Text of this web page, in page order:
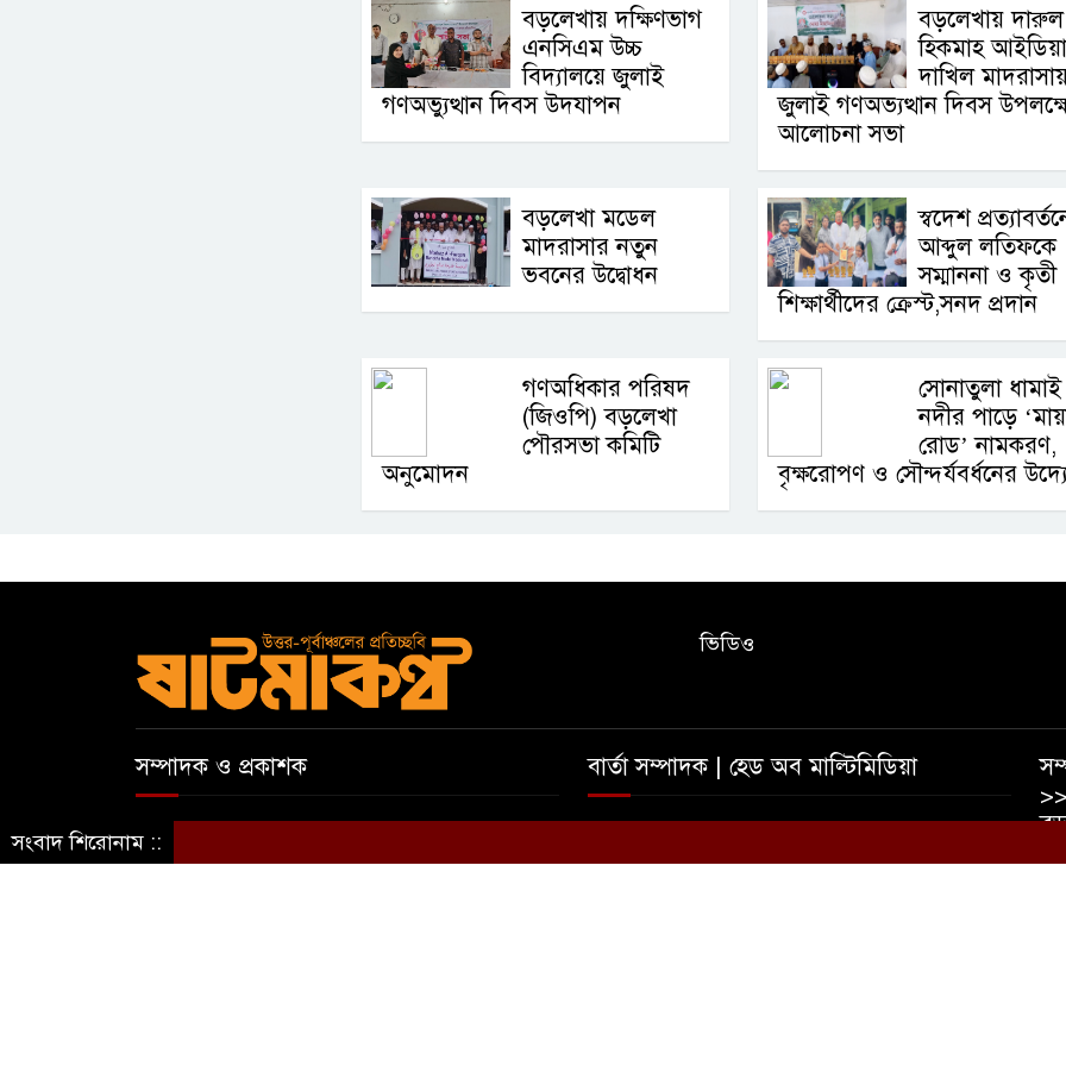
বড়লেখায় দক্ষিণভাগ
এনসিএম উচ্চ
বিদ্যালয়ে জুলাই
গণঅভ্যুত্থান দিবস উদযাপন
বড়লেখায় দারুল
হিকমাহ
দাখিল
জুলাই গণঅভ্যত্থান দিবস
আলোচনা সভা
বড়লেখা মডেল
মাদরাসার নতুন
ভবনের উদ্বোধন
স্বদেশ
আব্দুল লতিফকে
সম্মাননা ও কৃতী
শিক্ষার্থীদের ক্রেস্ট,সনদ প্রদান
গণঅধিকার পরিষদ
(জিওপি) বড়লেখা
পৌরসভা কমিটি
অনুমোদন
সোনাতুলা ধামাই
নদীর পাড়ে
রোড’ নামকরণ,
বৃক্ষরোপণ ও সৌন্দর্যবর্ধনের
ভিডিও
সম্পাদক ও প্রকাশক
আবুল কাসেম
বার্তা সম্পাদক | হেড অব মাল্টিমিডিয়া
সংবাদ শিরোনাম ::